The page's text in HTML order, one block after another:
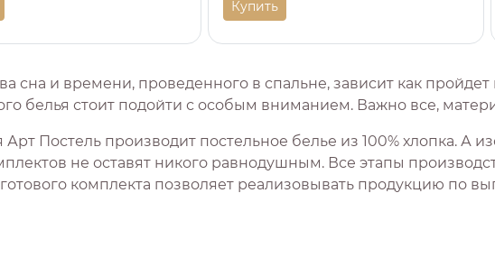
Купить
сна и времени, проведенного в спальне, зависит как
белья стоит подойти с особым вниманием. Важно все,
Постель производит постельное белье из 100% хлопка. А
не оставят никого равнодушным. Все этапы
комплекта позволяет реализовывать продукцию по